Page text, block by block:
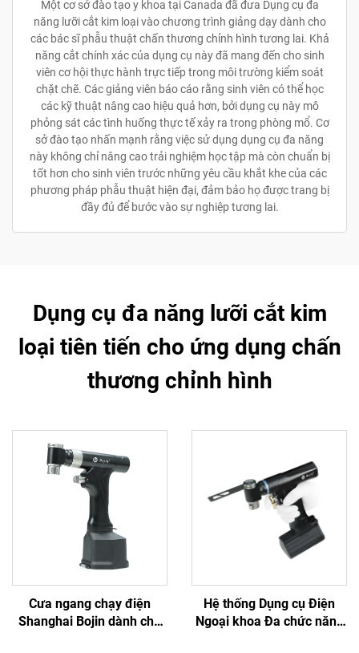
Một cơ sở đào tạo y khoa tại Canada đã đưa Dụng cụ đa
năng lưỡi cắt kim loại vào chương trình giảng dạy dành cho
các bác sĩ phẫu thuật chấn thương chỉnh hình tương lai. Khả
năng cắt chính xác của dụng cụ này đã mang đến cho sinh
viên cơ hội thực hành trực tiếp trong môi trường kiểm soát
chặt chẽ. Các giảng viên báo cáo rằng sinh viên có thể học
các kỹ thuật nâng cao hiệu quả hơn, bởi dụng cụ này mô
phỏng sát các tình huống thực tế xảy ra trong phòng mổ. Cơ
sở đào tạo nhấn mạnh rằng việc sử dụng dụng cụ đa năng
này không chỉ nâng cao trải nghiệm học tập mà còn chuẩn bị
tốt hơn cho sinh viên trước những yêu cầu khắt khe của các
phương pháp phẫu thuật hiện đại, đảm bảo họ được trang bị
đầy đủ để bước vào sự nghiệp tương lai.
Dụng cụ đa năng lưỡi cắt kim
loại tiên tiến cho ứng dụng chấn
thương chỉnh hình
Cưa ngang chạy điện
Shanghai Bojin dành cho
Hệ thống Dụng cụ Điện
Ngoại khoa Đa chức năng